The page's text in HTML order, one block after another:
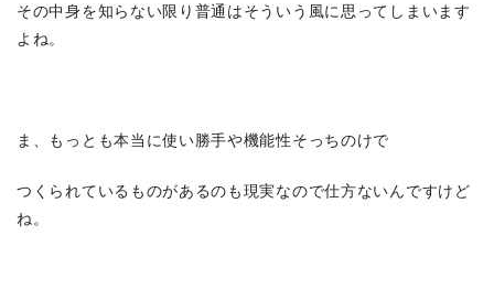
その中身を知らない限り普通はそういう風に思ってしまいます
よね。
ま、もっとも本当に使い勝手や機能性そっちのけで
つくられているものがあるのも現実なので仕方ないんですけど
ね。